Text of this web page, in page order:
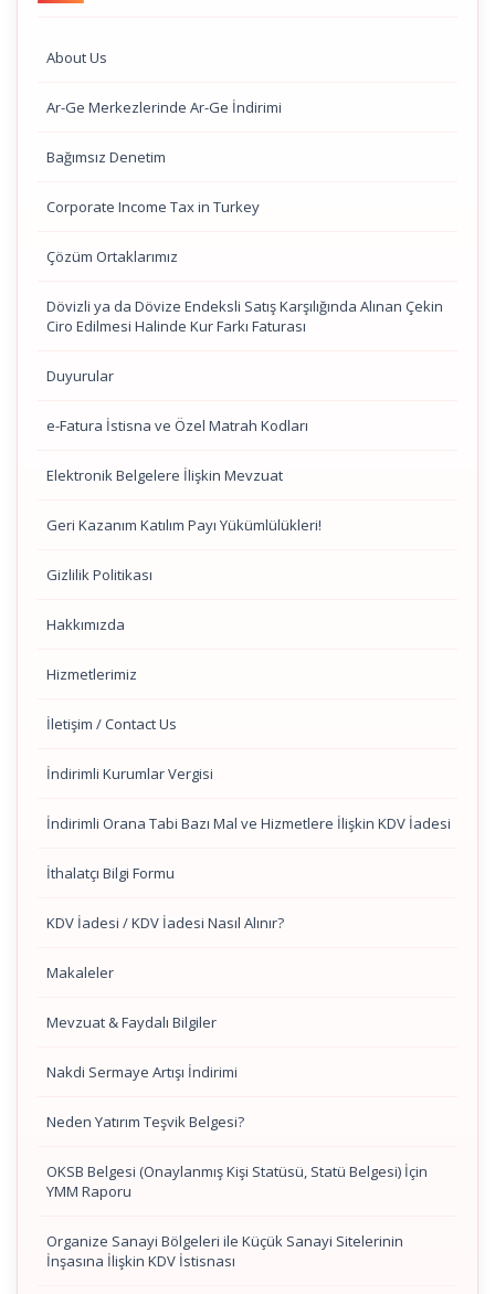
About Us
Ar-Ge Merkezlerinde Ar-Ge İndirimi
Bağımsız Denetim
Corporate Income Tax in Turkey
Çözüm Ortaklarımız
Dövizli ya da Dövize Endeksli Satış Karşılığında Alınan Çekin
Ciro Edilmesi Halinde Kur Farkı Faturası
Duyurular
e-Fatura İstisna ve Özel Matrah Kodları
Elektronik Belgelere İlişkin Mevzuat
Geri Kazanım Katılım Payı Yükümlülükleri!
Gizlilik Politikası
Hakkımızda
Hizmetlerimiz
İletişim / Contact Us
İndirimli Kurumlar Vergisi
İndirimli Orana Tabi Bazı Mal ve Hizmetlere İlişkin KDV İadesi
İthalatçı Bilgi Formu
KDV İadesi / KDV İadesi Nasıl Alınır?
Makaleler
Mevzuat & Faydalı Bilgiler
Nakdi Sermaye Artışı İndirimi
Neden Yatırım Teşvik Belgesi?
OKSB Belgesi (Onaylanmış Kişi Statüsü, Statü Belgesi) İçin
YMM Raporu
Organize Sanayi Bölgeleri ile Küçük Sanayi Sitelerinin
İnşasına İlişkin KDV İstisnası